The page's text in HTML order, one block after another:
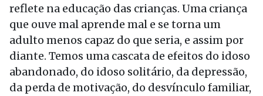
reflete na educação das crianças. Uma criança
que ouve mal aprende mal e se torna um
adulto menos capaz do que seria, e assim por
diante. Temos uma cascata de efeitos do idoso
abandonado, do idoso solitário, da depressão,
da perda de motivação, do desvínculo familiar,